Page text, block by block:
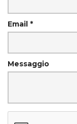
Email *
Messaggio